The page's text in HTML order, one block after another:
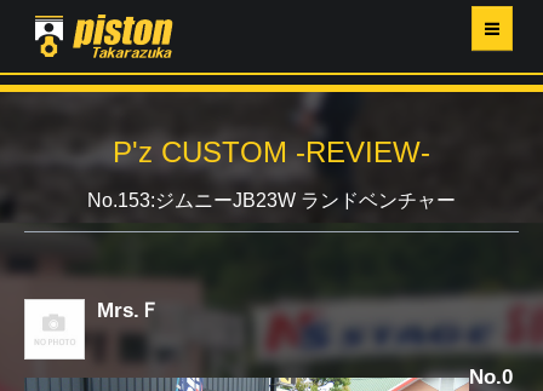
P'Z MAGAZINE
PISTON YAHOO店
店舗ご案内
P'z CUSTOM -REVIEW-
No.153:ジムニーJB23W ランドベンチャー
Mrs.Ｆ
No.0